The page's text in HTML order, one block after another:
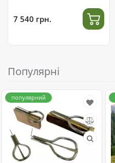
7 540 грн.
Популярні
популярний